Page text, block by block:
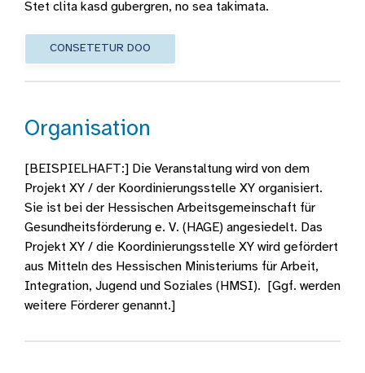
Stet clita kasd gubergren, no sea takimata.
CONSETETUR DOO
Organisation
[BEISPIELHAFT:] Die Veranstaltung wird von dem
Projekt XY / der Koordinierungsstelle XY organisiert.
Sie ist bei der Hessischen Arbeitsgemeinschaft für
Gesundheitsförderung e. V. (HAGE) angesiedelt. Das
Projekt XY / die Koordinierungsstelle XY wird gefördert
aus Mitteln des Hessischen Ministeriums für Arbeit,
Integration, Jugend und Soziales (HMSI). [Ggf. werden
weitere Förderer genannt.]